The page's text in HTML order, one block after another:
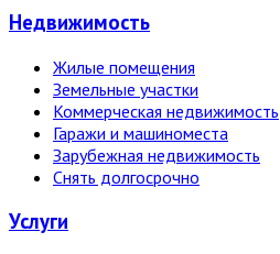
Недвижи­мость
Жилые помещения
Земельные участки
Коммерческая недвижимость
Гаражи и машиноместа
Зарубежная недвижимость
Снять долгосрочно
Услуги